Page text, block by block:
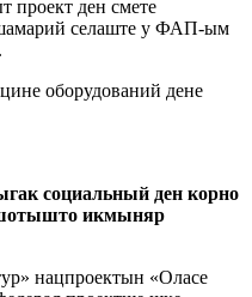
проект ден смете
селаште у ФАП-ым
оборудований дене
социальный ден корно
икмыняр
нацпроектын «Оласе